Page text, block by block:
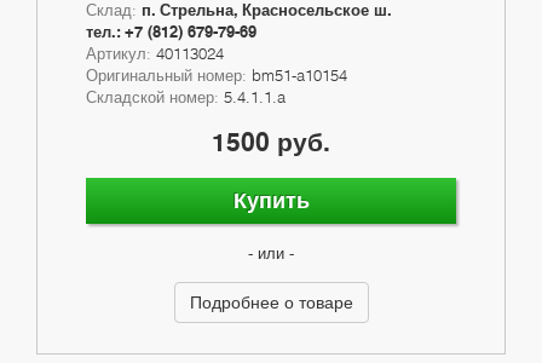
Склад: п. Стрельна, Красносельское ш.
тел.: +7 (812) 679-79-69
Артикул: 40113024
Оригинальный номер: bm51-a10154
Складской номер: 5.4.1.1.a
1500 руб.
Купить
- или -
Подробнее о товаре